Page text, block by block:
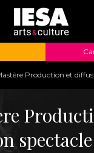
Jump to navigation
Production et